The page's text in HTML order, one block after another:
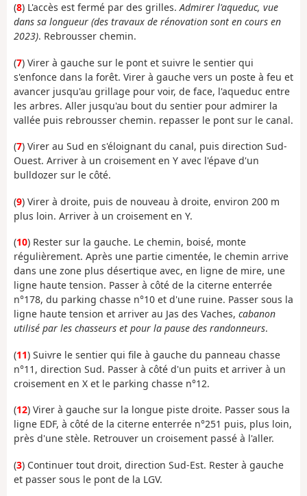
(8) L'accès est fermé par des grilles.Admirer l'aqueduc, vue
dans sa longueur (des travaux de rénovation sont en cours en
2023). Rebrousser chemin.
(7) Virer à gauche sur le pont et suivre le sentier qui
s'enfonce dans la forêt. Virer à gauche vers un poste à feu et
avancer jusqu'au grillage pour voir, de face, l'aqueduc entre
les arbres. Aller jusqu'au bout du sentier pour admirer la
vallée puis rebrousser chemin. repasser le pont sur le canal.
(7) Virer au Sud en s'éloignant du canal, puis direction Sud-
Ouest. Arriver à un croisement en Y avec l'épave d'un
bulldozer sur le côté.
(9) Virer à droite, puis de nouveau à droite, environ 200 m
plus loin. Arriver à un croisement en Y.
(10) Rester sur la gauche. Le chemin, boisé, monte
régulièrement. Après une partie cimentée, le chemin arrive
dans une zone plus désertique avec, en ligne de mire, une
ligne haute tension. Passer à côté de la citerne enterrée
n°178, du parking chasse n°10 et d'une ruine. Passer sous la
ligne haute tension et arriver au Jas des Vaches, cabanon
utilisé par les chasseurs et pour la pause des randonneurs.
(11) Suivre le sentier qui file à gauche du panneau chasse
n°11, direction Sud. Passer à côté d'un puits et arriver à un
croisement en X et le parking chasse n°12.
(12) Virer à gauche sur la longue piste droite. Passer sous la
ligne EDF, à côté de la citerne enterrée n°251 puis, plus loin,
près d'une stèle. Retrouver un croisement passé à l'aller.
(3) Continuer tout droit, direction Sud-Est. Rester à gauche
et passer sous le pont de la LGV.